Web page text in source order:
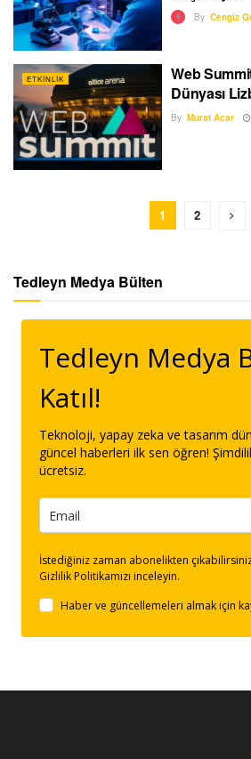
By Cengiz
ETKINLIK
Web
Dünyası
By Murat Acar
1 2
Tedleyn Medya Bülten
Tedleyn Medya
Katıl!
Teknoloji, yapay zeka ve tasarım
güncel haberleri ilk sen öğren!
ücretsiz.
İstediğiniz zaman abonelikten
Gizlilik Politikamızı inceleyin.
Haber ve güncellemeleri almak için